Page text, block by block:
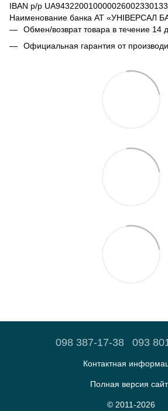
IBAN р/р
Наименование банка АТ «УНІВЕРСАЛ
Обмен/возврат товара в течение 14
Официальная гарантия от
098 387-17-38 093
Контактная
Полная версия
© 2011-2026